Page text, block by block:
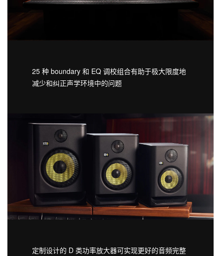
25 种 boundary 和 EQ 调校组合有助于极大限度地
减少和纠正声学环境中的问题
定制设计的 D 类功率放大器可实现更好的音频完整